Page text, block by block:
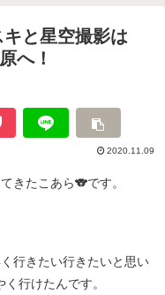
キと星空撮影は
へ！
2020.11.09
きたこあら🐨です。
行きたい行きたいと思い
行けたんです。